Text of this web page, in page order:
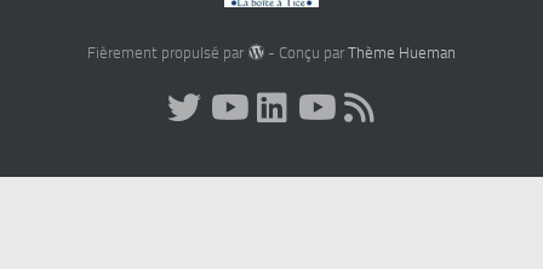
Fièrement propulsé par - Conçu par Thème Hueman